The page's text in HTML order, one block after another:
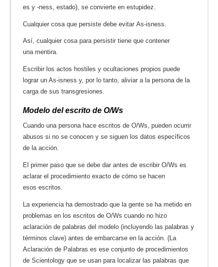
es y -ness, estado), se convierte en estupidez.
Cualquier cosa que persiste debe evitar As-isness.
Así, cualquier cosa para persistir tiene que contener
una mentira.
Escribir los actos hostiles y ocultaciones propios puede
lograr un As-isness y, por lo tanto, aliviar a la persona de la
carga de sus transgresiones.
Modelo del escrito de O/Ws
Cuando una persona hace escritos de O/Ws, pueden ocurrir
abusos si no se conocen y se siguen los datos específicos
de la acción.
El primer paso que se debe dar antes de escribir O/Ws es
aclarar el procedimiento exacto de cómo se hacen
esos escritos.
La experiencia ha demostrado que la gente se ha metido en
problemas en los escritos de O/Ws cuando no hizo
aclaración de palabras del modelo (incluyendo las palabras y
términos clave) antes de embarcarse en la acción. (La
Aclaración de Palabras es ese conjunto de procedimientos
de Scientology que se usan para localizar las palabras que